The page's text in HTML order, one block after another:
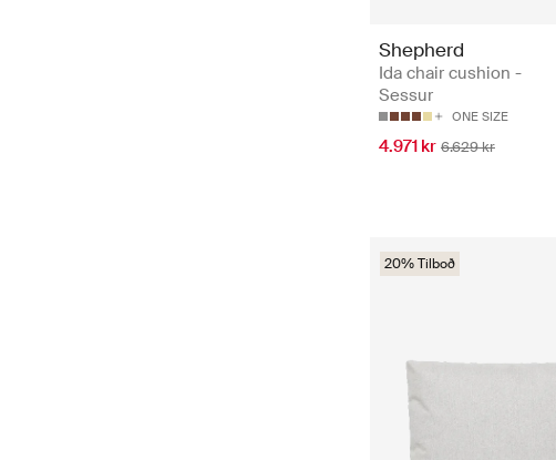
Shepherd
Ida chair cushion -
Sessur
ONE SIZE
4.971 kr 6.629 kr
20% Tilboð